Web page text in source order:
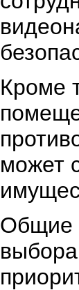
Кроме
может
Общие